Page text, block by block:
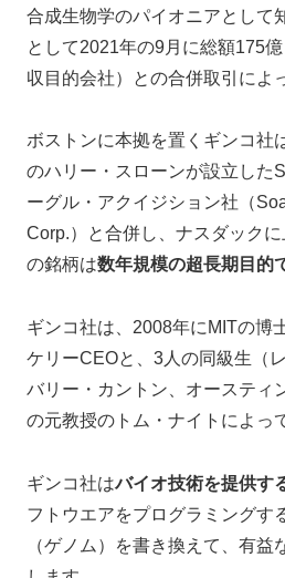
合成生物学のパイオニアとして
として2021年の9月に総額175
収目的会社）との合併取引によ
ボストンに本拠を置くギンコ社
のハリー・スローンが設立した
ーグル・アクイジション社（
Corp.）と合併し、ナスダック
の銘柄は数年規模の超長期目的
ギンコ社は、2008年にMITの博
ケリーCEOと、3人の同級生（
バリー・カントン、オースティ
の元教授のトム・ナイトによっ
ギンコ社はバイオ技術を提供す
フトウエアをプログラミングす
（ゲノム）を書き換えて、有益